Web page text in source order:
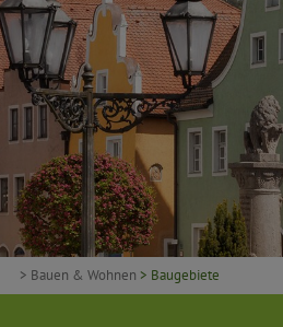
> Bauen & Wohnen > Baugebiete